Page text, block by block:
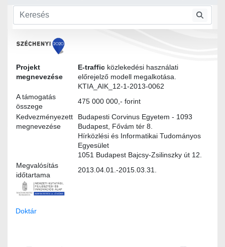
Felhasználói igények
Projekt
megnevezése
E-traffic közlekedési használati
előrejelző modell megalkotása.
KTIA_AIK_12-1-2013-0062
A támogatás
összege
475 000 000,- forint
Kedvezményezett
megnevezése
Budapesti Corvinus Egyetem - 1093
Budapest, Fővám tér 8.
Hírközlési és Informatikai Tudományos
Egyesület
1051 Budapest Bajcsy-Zsilinszky út 12.
Megvalósítás
időtartama
2013.04.01.-2015.03.31.
Doktár